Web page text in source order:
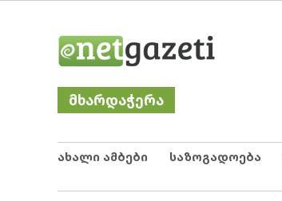
მხარდაჭერა
ახალი ამბები საზოგადოება